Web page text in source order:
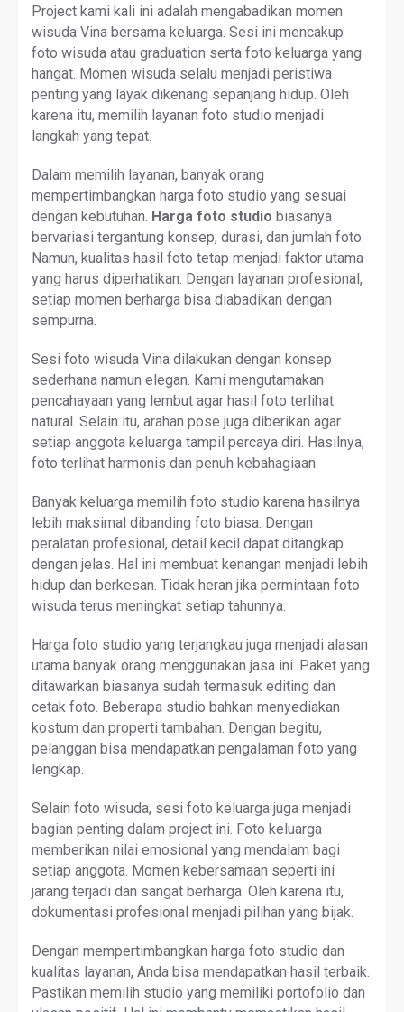
Project kami kali ini adalah mengabadikan momen
wisuda Vina bersama keluarga. Sesi ini mencakup
foto wisuda atau graduation serta foto keluarga yang
hangat. Momen wisuda selalu menjadi peristiwa
penting yang layak dikenang sepanjang hidup. Oleh
karena itu, memilih layanan foto studio menjadi
langkah yang tepat.
Dalam memilih layanan, banyak orang
mempertimbangkan harga foto studio yang sesuai
dengan kebutuhan. Harga foto studio biasanya
bervariasi tergantung konsep, durasi, dan jumlah foto.
Namun, kualitas hasil foto tetap menjadi faktor utama
yang harus diperhatikan. Dengan layanan profesional,
setiap momen berharga bisa diabadikan dengan
sempurna.
Sesi foto wisuda Vina dilakukan dengan konsep
sederhana namun elegan. Kami mengutamakan
pencahayaan yang lembut agar hasil foto terlihat
natural. Selain itu, arahan pose juga diberikan agar
setiap anggota keluarga tampil percaya diri. Hasilnya,
foto terlihat harmonis dan penuh kebahagiaan.
Banyak keluarga memilih foto studio karena hasilnya
lebih maksimal dibanding foto biasa. Dengan
peralatan profesional, detail kecil dapat ditangkap
dengan jelas. Hal ini membuat kenangan menjadi lebih
hidup dan berkesan. Tidak heran jika permintaan foto
wisuda terus meningkat setiap tahunnya.
Harga foto studio yang terjangkau juga menjadi alasan
utama banyak orang menggunakan jasa ini. Paket yang
ditawarkan biasanya sudah termasuk editing dan
cetak foto. Beberapa studio bahkan menyediakan
kostum dan properti tambahan. Dengan begitu,
pelanggan bisa mendapatkan pengalaman foto yang
lengkap.
Selain foto wisuda, sesi foto keluarga juga menjadi
bagian penting dalam project ini. Foto keluarga
memberikan nilai emosional yang mendalam bagi
setiap anggota. Momen kebersamaan seperti ini
jarang terjadi dan sangat berharga. Oleh karena itu,
dokumentasi profesional menjadi pilihan yang bijak.
Dengan mempertimbangkan harga foto studio dan
kualitas layanan, Anda bisa mendapatkan hasil terbaik.
Pastikan memilih studio yang memiliki portofolio dan